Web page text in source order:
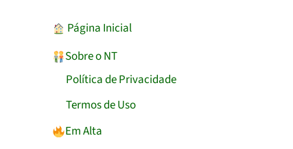
︎ Página Inicial
Sobre o NT
Política de Privacidade
Termos de Uso
Em Alta